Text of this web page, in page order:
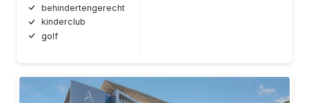
behindertengerecht
kinderclub
golf